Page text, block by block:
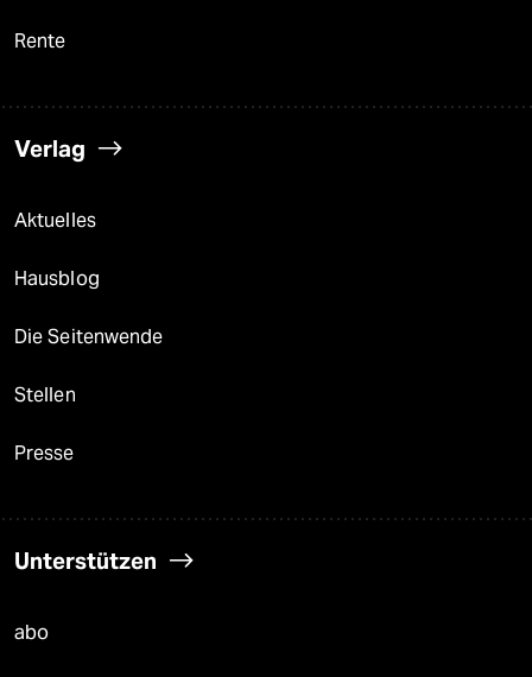
Rente
Verlag
Aktuelles
Hausblog
Die Seitenwende
Stellen
Presse
Unterstützen
abo